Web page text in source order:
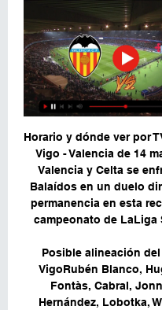
Horario y dónde ver por
Vigo - Valencia de 14
Valencia y Celta se
Balaídos en un duelo
permanencia en esta
campeonato de LaLiga
Posible alineación
VigoRubén Blanco,
Fontàs, Cabral,
Hernández, Lobotka,